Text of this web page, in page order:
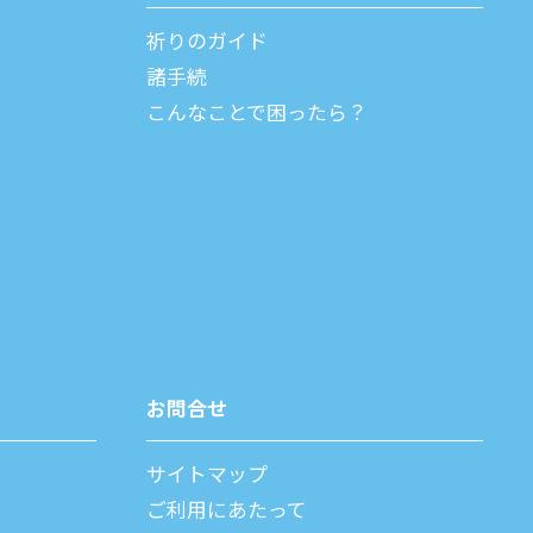
祈りのガイド
諸⼿続
こんなことで困ったら？
お問合せ
サイトマップ
ご利⽤にあたって